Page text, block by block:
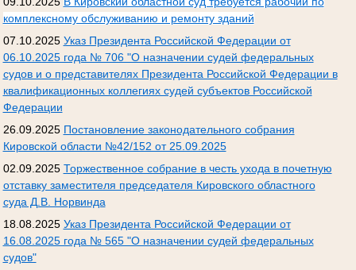
комплексному обслуживанию и ремонту зданий
07.10.2025 Указ Президента Российской Федерации от
06.10.2025 года № 706 "О назначении судей федеральных
судов и о представителях Президента Российской Федерации в
квалификационных коллегиях судей субъектов Российской
Федерации
26.09.2025 Постановление законодательного собрания
Кировской области №42/152 от 25.09.2025
02.09.2025 Торжественное собрание в честь ухода в почетную
отставку заместителя председателя Кировского областного
суда Д.В. Норвинда
18.08.2025 Указ Президента Российской Федерации от
16.08.2025 года № 565 "О назначении судей федеральных
судов"